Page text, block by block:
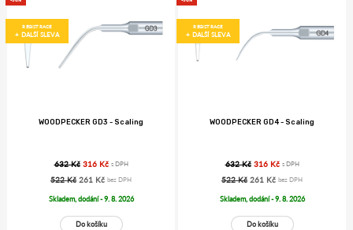
REGISTRACE
+ DALŠÍ SLEVA
WOODPECKER GD3 - Scaling
632 Kč 316 Kč s DPH
522 Kč 261 Kč bez DPH
Skladem, dodání - 9. 8. 2026
REGISTRACE
+ DALŠÍ SLEVA
WOODPECKER GD4 - Scaling
632 Kč 316 Kč s DPH
522 Kč 261 Kč bez DPH
Skladem, dodání - 9. 8. 2026